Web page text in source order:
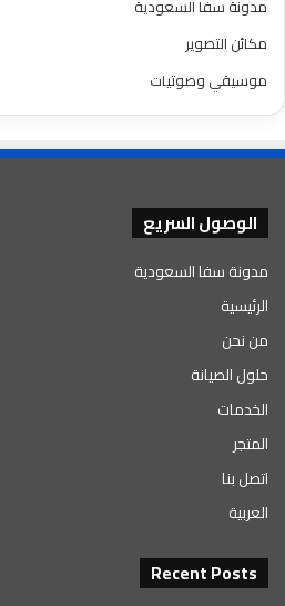
مدونة سفا السعودية
مكائن التصوير
موسيقي وصوتيات
الوصول السريع
مدونة سفا السعودية
الرئيسية
من نحن
حلول الصيانة
الخدمات
المتجر
اتصل بنا
العربية
Recent Posts